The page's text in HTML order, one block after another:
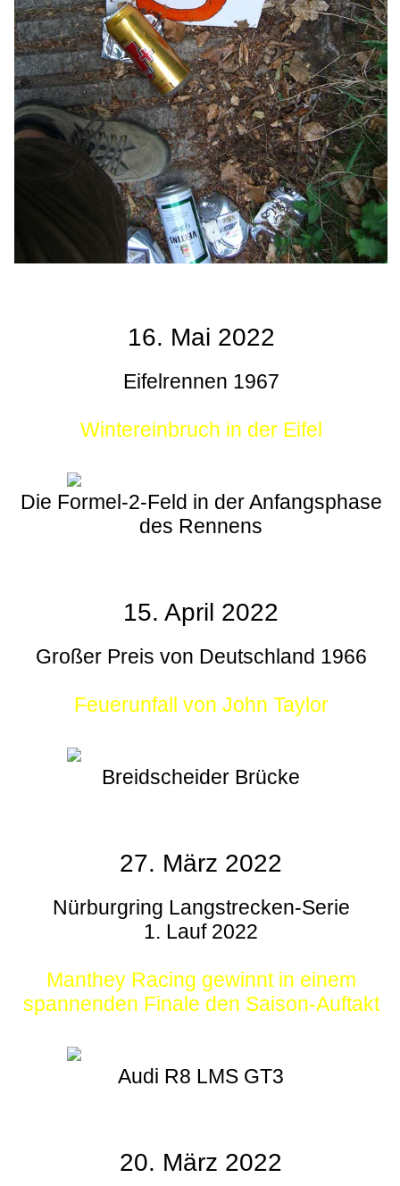
16. Mai 2022
Eifelrennen 1967
Wintereinbruch in der Eifel
Die Formel-2-Feld in der Anfangsphase
des Rennens
15. April 2022
Großer Preis von Deutschland 1966
Feuerunfall von John Taylor
Breidscheider Brücke
27. März 2022
Nürburgring Langstrecken-Serie
1. Lauf 2022
Manthey Racing gewinnt in einem
spannenden Finale den Saison-Auftakt
Audi R8 LMS GT3
20. März 2022